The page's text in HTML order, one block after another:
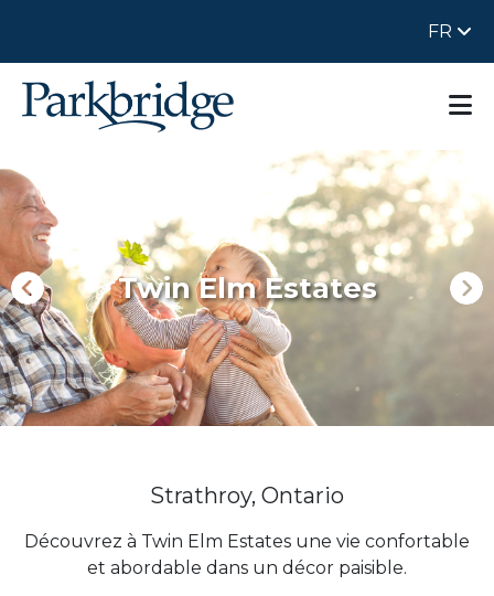
FR
Twin Elm Estates
Strathroy, Ontario
Découvrez à Twin Elm Estates une vie confortable
et abordable dans un décor paisible.